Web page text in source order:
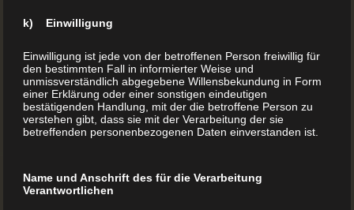
farbenprächtigen Illustrationen noch aufwendiger waren
wahren Sinne des Wortes und ein kultureller Gewinn für
die Menschheit.
Zentrale Einrichtung, das Skriptorium
Beides geschah im sogenannten Skriptorium, der
Schreibstube, die neben der Bibliothek zu den wichtigsten
k) Einwilligung
Einwilligung ist jede von der betroffenen Person freiwillig für
den bestimmten Fall in informierter Weise und
unmissverständlich abgegebene Willensbekundung in Form
einer Erklärung oder einer sonstigen eindeutigen
bestätigenden Handlung, mit der die betroffene Person zu
verstehen gibt, dass sie mit der Verarbeitung der sie
betreffenden personenbezogenen Daten einverstanden ist.
Name und Anschrift des für die Verarbeitung
Verantwortlichen